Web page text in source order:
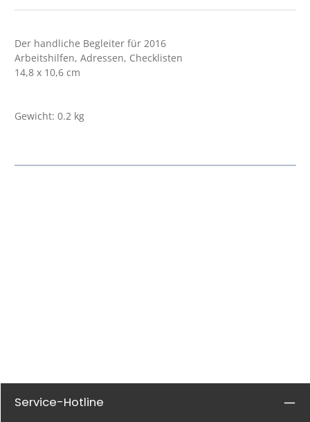
Der handliche Begleiter für 2016
Arbeitshilfen, Adressen, Checklisten
14,8 x 10,6 cm
Gewicht: 0.2 kg
Service-Hotline